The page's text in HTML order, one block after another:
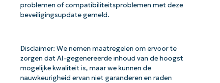
problemen of compatibiliteitsproblemen met deze
beveiligingsupdate gemeld.
Disclaimer: We nemen maatregelen om ervoor te
zorgen dat AI-gegenereerde inhoud van de hoogst
mogelijke kwaliteit is, maar we kunnen de
nauwkeurigheid ervan niet garanderen en raden